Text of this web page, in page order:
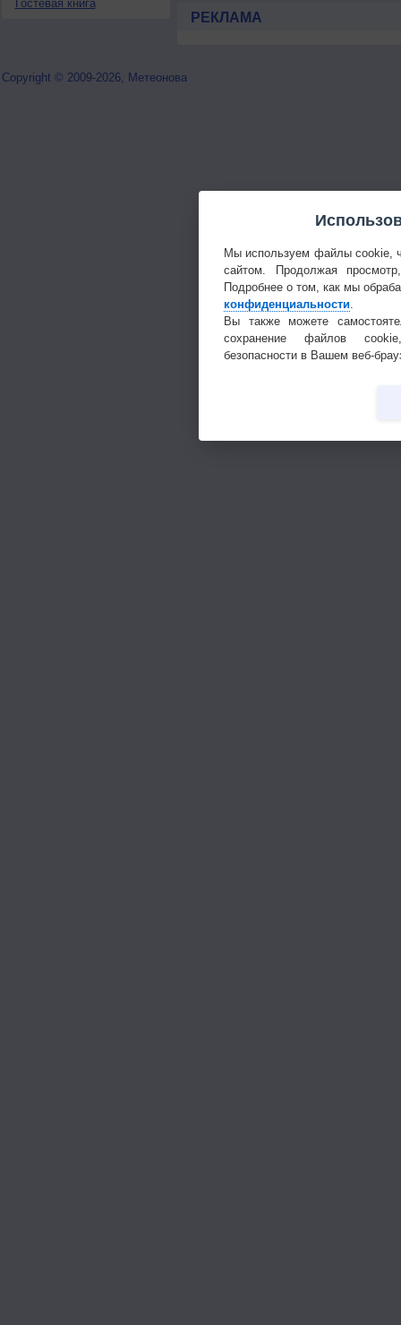
Гостевая книга
РЕКЛАМА
Copyright © 2009-2026, Метеонова
Мы используем файлы cookie,
сайтом. Продолжая
Подробнее о том, как мы
конфиденциальности
Вы также можете
сохранение файлов
безопасности в Вашем веб-